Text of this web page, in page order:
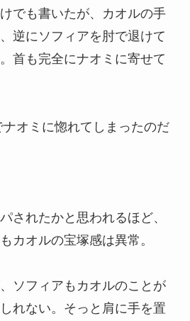
でも書いたが、カオルの手
逆にソフィアを肘で退けて
首も完全にナオミに寄せて
オミに惚れてしまったのだ
されたかと思われるほど、
カオルの宝塚感は異常。
ソフィアもカオルのことが
れない。そっと肩に手を置